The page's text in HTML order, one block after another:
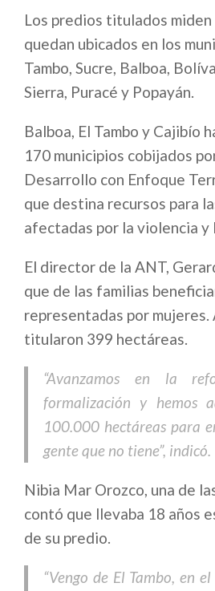
Los predios titulados
quedan ubicados en los
Tambo, Sucre, Balboa,
Sierra, Puracé y Popayán.
Balboa, El Tambo y Cajibío
170 municipios cobijados
Desarrollo con Enfoque
que destina recursos para
afectadas por la violencia y
El director de la ANT,
que de las familias
representadas por mujeres.
titularon 399 hectáreas.
“Avanzamos en la
formalización y hemos
100.000 hectáreas para
gente que no tiene”, indicó.
Nibia Mar Orozco, una de
contó que llevaba 18 años
de su predio.
“Vengo de El Tambo, en